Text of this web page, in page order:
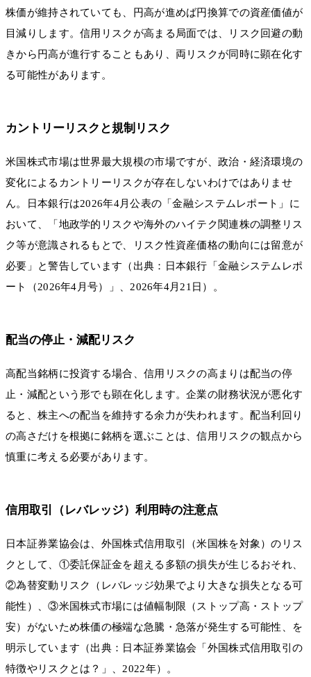
株価が維持されていても、円高が進めば円換算での資産価値が
目減りします。信用リスクが高まる局面では、リスク回避の動
きから円高が進行することもあり、両リスクが同時に顕在化す
る可能性があります。
カントリーリスクと規制リスク
米国株式市場は世界最大規模の市場ですが、政治・経済環境の
変化によるカントリーリスクが存在しないわけではありませ
ん。日本銀行は2026年4月公表の「金融システムレポート」に
おいて、「地政学的リスクや海外のハイテク関連株の調整リス
ク等が意識されるもとで、リスク性資産価格の動向には留意が
必要」と警告しています（出典：日本銀行「金融システムレポ
ート（2026年4月号）」、2026年4月21日）。
配当の停止・減配リスク
高配当銘柄に投資する場合、信用リスクの高まりは配当の停
止・減配という形でも顕在化します。企業の財務状況が悪化す
ると、株主への配当を維持する余力が失われます。配当利回り
の高さだけを根拠に銘柄を選ぶことは、信用リスクの観点から
慎重に考える必要があります。
信用取引（レバレッジ）利用時の注意点
日本証券業協会は、外国株式信用取引（米国株を対象）のリス
クとして、①委託保証金を超える多額の損失が生じるおそれ、
②為替変動リスク（レバレッジ効果でより大きな損失となる可
能性）、③米国株式市場には値幅制限（ストップ高・ストップ
安）がないため株価の極端な急騰・急落が発生する可能性、を
明示しています（出典：日本証券業協会「外国株式信用取引の
特徴やリスクとは？」、2022年）。